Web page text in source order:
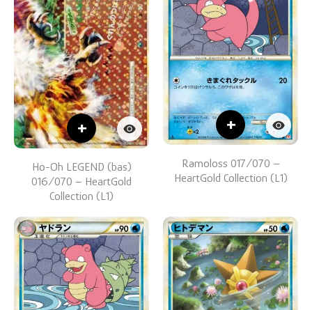
+
Ho-Oh LEGEND (bas)
016/070 – HeartGold
Collection (L1)
+
Ramoloss 017/070 –
HeartGold Collection (L1)